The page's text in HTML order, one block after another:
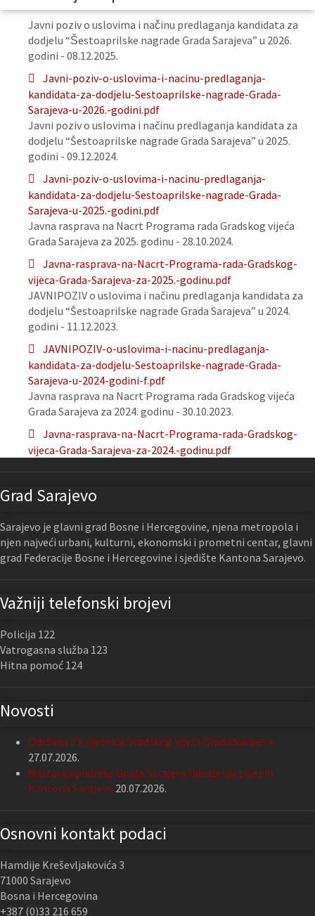
Javni poziv o uslovima i načinu predlaganja kandidata za
dodjelu “Šestoaprilske nagrade Grada Sarajeva” u 2026.
godini - 08.12.2025.
Javni-poziv-o-uslovima-i-nacinu-predlaganja-
kandidata-za-dodjelu-Sestoaprilske-nagrade-Grada-
Sarajeva-u-2026.-godini.pdf
Javni poziv o uslovima i načinu predlaganja kandidata za
dodjelu “Šestoaprilske nagrade Grada Sarajeva” u 2025.
godini - 09.12.2024.
Javni-poziv-o-uslovima-i-nacinu-predlaganja-
kandidata-za-dodjelu-Sestoaprilske-nagrade-Grada-
Sarajeva-u-2025.-godini.pdf
Javna rasprava na Nacrt Programa rada Gradskog vijeća
Grada Sarajeva za 2025. godinu - 28.10.2024.
Javna-rasprava-na-Nacrt-Programa-rada-Gradskog-
vijeca-Grada-Sarajeva-za-2025.-godinu.pdf
JAVNIPOZIV o uslovima i načinu predlaganja kandidata za
dodjelu “Šestoaprilske nagrade Grada Sarajeva” u 2024.
godini - 11.12.2023.
JAVNIPOZIV-o-uslovima-i-nacinu-predlaganja-
kandidata-za-dodjelu-Sestoaprilske-nagrade-Grada-
Sarajeva-u-2024-godini-f.pdf
Javna rasprava na Nacrt Programa rada Gradskog vijeća
Grada Sarajeva za 2024. godinu - 30.10.2023.
Javna-rasprava-na-Nacrt-Programa-rada-Gradskog-
vijeca-Grada-Sarajeva-za-2024.-godinu.pdf
Grad Sarajevo
Sarajevo je glavni grad Bosne i Hercegovine, njena metropola i
njen najveći urbani, kulturni, ekonomski i prometni centar, glavni
grad Federacije Bosne i Hercegovine i sjedište Kantona Sarajevo.
Važniji telefonski brojevi
Policija 122
Vatrogasna služba 123
Hitna pomoć 124
Novosti
Održana 13. sjednica Gradskog vijeća Grada Sarajeva
27.07.2026.
Nastavak podrške Grada Sarajeva Udruženju slijepih
Kantona Sarajevo 20.07.2026.
Osnovni kontakt podaci
Hamdije Kreševljakovića 3
71000 Sarajevo
Bosna i Hercegovina
+387 (0)33 216 659